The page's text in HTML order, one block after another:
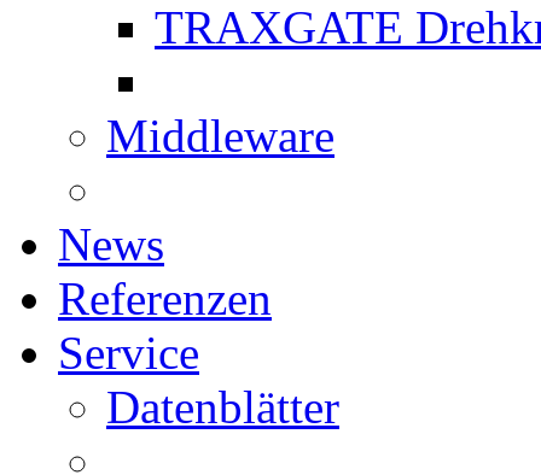
TRAXGATE
Middleware
News
Referenzen
Service
Datenblätter